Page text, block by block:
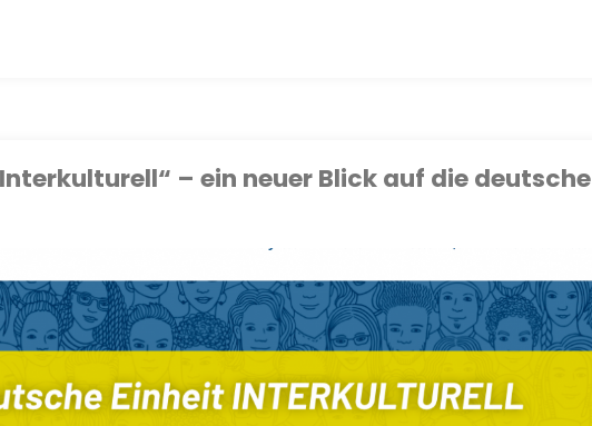
– ein neuer Blick auf die deutsche